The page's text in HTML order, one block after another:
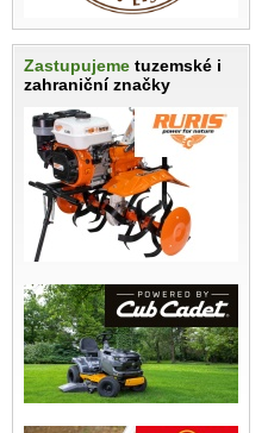
Zastupujeme tuzemské i
zahraniční značky